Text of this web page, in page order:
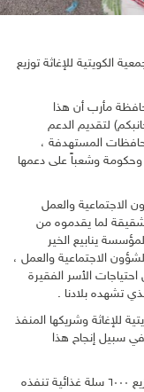
الكويتية للإغاثة توزيع
مأرب أن هذا
لتقديم الدعم
المستهدفة ،
وحكومة وشعباً على دعمها
الاجتماعية والعمل
لما يقدموه من
ينابيع الخير
الاجتماعية والعمل ،
الأسر الفقيرة
تشهده بلادنا .
للإغاثة وشريكها المنفذ
في سبيل إنجاح هذا
الجدير بالذكر أن هذا التدشين يأتي ضمن مشروع توزيع ٦٠٠٠ سلة غذائية تنفذه